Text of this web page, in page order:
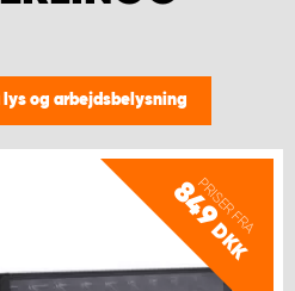
lys og arbejdsbelysning
PRISER FRA
849
DKK